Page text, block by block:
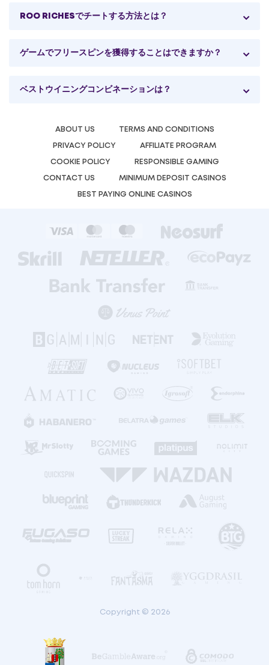
ROO RICHESでチートする方法とは？
ゲームでフリースピンを獲得することはできますか？
ベストウイニングコンビネーションは？
ABOUT US TERMS AND CONDITIONS
PRIVACY POLICY AFFILIATE PROGRAM
COOKIE POLICY RESPONSIBLE GAMING
CONTACT US MINIMUM DEPOSIT CASINOS
BEST PAYING ONLINE CASINOS
Copyright © 2026